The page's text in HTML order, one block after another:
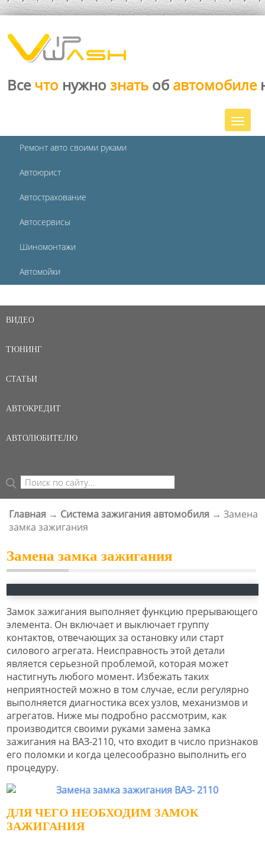
Все что нужно знать об автомобиле
Ремонт авто своими руками
Автоюрист
Автострахование
Автосервисы
Шиномонтажи
Автомойки
ВИДЕО
ТЮНИНГ
СТАТЬИ
АВТОКРЕДИТ
АВТОЛЮБИТЕЛЮ
ФОРМА ПОИСКА
Поиск
ВЫ ЗДЕСЬ
Главная → Система зажигания автомобиля → Замена
замка зажигания
Замена замка зажигания
Замок зажигания выполняет функцию прерывающего
элемента. Он включает и выключает группу
контактов, отвечающих за остановку или старт
силового агрегата. Неисправность этой детали
является серьезной проблемой, которая может
настигнуть любого момент. Избежать таких
неприятностей можно в том случае, если регулярно
выполняется диагностика всех узлов, механизмов и
агрегатов. Ниже мы подробно рассмотрим, как
производится своими руками замена замка
зажигания на ВАЗ-2110, что входит в число признаков
его поломки и когда целесообразно выполнить его
процедуру.
ДЛЯ ЧЕГО НЕОБХОДИМ ЗАМОК
ЗАЖИГАНИЯ